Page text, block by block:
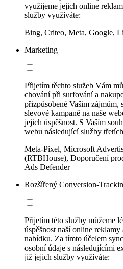
využijeme jejich online
služby využíváte:
Bing, Criteo, Meta, Google,
Marketing
Přijetím těchto služeb Vám
chování při surfování a
přizpůsobené Vašim zájmům,
slevové kampaně na naše
jejich úspěšnost. S Vaším
webu následující služby
Meta-Pixel, Microsoft
(RTBHouse), Doporučení
Ads Defender
Rozšířený Conversion-
Přijetím této služby můžeme
úspěšnost naší online
nabídku. Za tímto účelem
osobní údaje s následujícími
již jejich služby využíváte: